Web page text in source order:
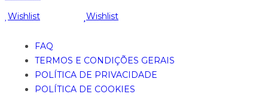
Wishlist
Wishlist
FAQ
TERMOS E CONDIÇÕES GERAIS
POLÍTICA DE PRIVACIDADE
POLÍTICA DE COOKIES